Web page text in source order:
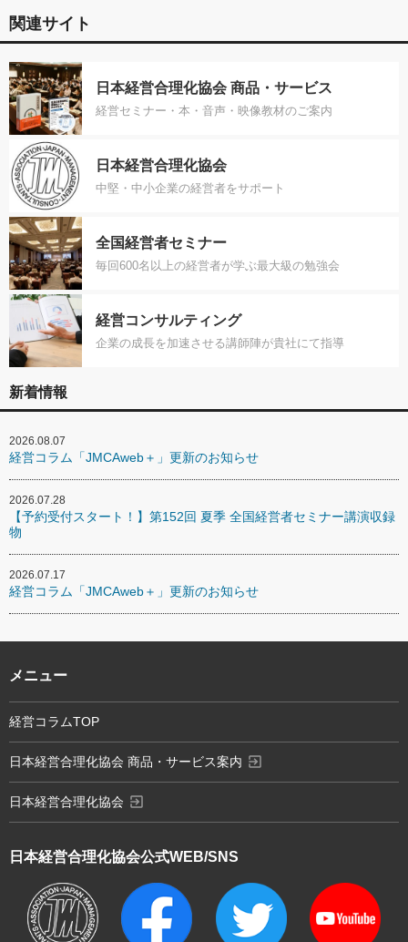
関連サイト
日本経営合理化協会 商品・サービス
経営セミナー・本・音声・映像教材のご案内
日本経営合理化協会
中堅・中小企業の経営者をサポート
全国経営者セミナー
毎回600名以上の経営者が学ぶ最大級の勉強会
経営コンサルティング
企業の成長を加速させる講師陣が貴社にて指導
新着情報
2026.08.07
経営コラム「JMCAweb＋」更新のお知らせ
2026.07.28
【予約受付スタート！】第152回 夏季 全国経営者セミナー講演収録
物
2026.07.17
経営コラム「JMCAweb＋」更新のお知らせ
日本経営合理化協会公式WEB/SNS
メニュー
経営コラムTOP
日本経営合理化協会 商品・サービス案内 exit_to_app
日本経営合理化協会 exit_to_app